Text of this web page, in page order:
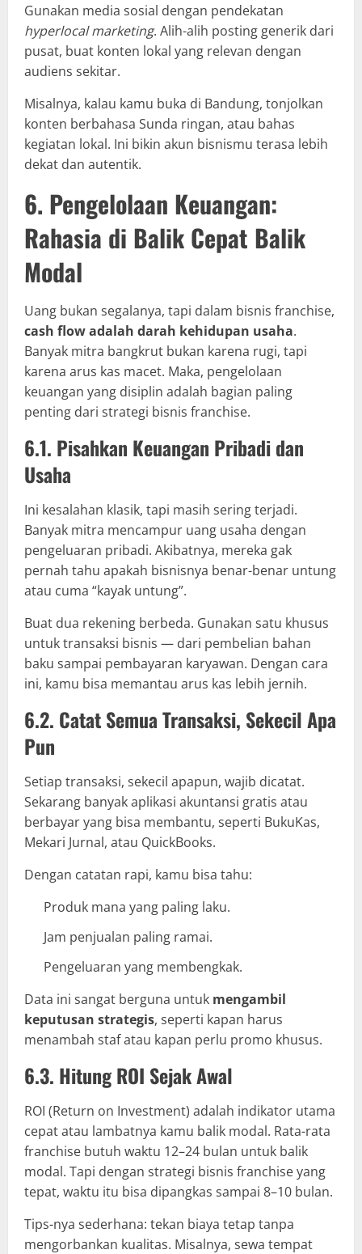
Gunakan media sosial dengan pendekatan
hyperlocal marketing. Alih-alih posting generik dari
pusat, buat konten lokal yang relevan dengan
audiens sekitar.
Misalnya, kalau kamu buka di Bandung, tonjolkan
konten berbahasa Sunda ringan, atau bahas
kegiatan lokal. Ini bikin akun bisnismu terasa lebih
dekat dan autentik.
6. Pengelolaan Keuangan:
Rahasia di Balik Cepat Balik
Modal
Uang bukan segalanya, tapi dalam bisnis franchise,
cash flow adalah darah kehidupan usaha.
Banyak mitra bangkrut bukan karena rugi, tapi
karena arus kas macet. Maka, pengelolaan
keuangan yang disiplin adalah bagian paling
penting dari strategi bisnis franchise.
6.1. Pisahkan Keuangan Pribadi dan
Usaha
Ini kesalahan klasik, tapi masih sering terjadi.
Banyak mitra mencampur uang usaha dengan
pengeluaran pribadi. Akibatnya, mereka gak
pernah tahu apakah bisnisnya benar-benar untung
atau cuma “kayak untung”.
Buat dua rekening berbeda. Gunakan satu khusus
untuk transaksi bisnis — dari pembelian bahan
baku sampai pembayaran karyawan. Dengan cara
ini, kamu bisa memantau arus kas lebih jernih.
6.2. Catat Semua Transaksi, Sekecil Apa
Pun
Setiap transaksi, sekecil apapun, wajib dicatat.
Sekarang banyak aplikasi akuntansi gratis atau
berbayar yang bisa membantu, seperti BukuKas,
Mekari Jurnal, atau QuickBooks.
Dengan catatan rapi, kamu bisa tahu:
Produk mana yang paling laku.
Jam penjualan paling ramai.
Pengeluaran yang membengkak.
Data ini sangat berguna untuk mengambil
keputusan strategis, seperti kapan harus
menambah staf atau kapan perlu promo khusus.
6.3. Hitung ROI Sejak Awal
ROI (Return on Investment) adalah indikator utama
cepat atau lambatnya kamu balik modal. Rata-rata
franchise butuh waktu 12–24 bulan untuk balik
modal. Tapi dengan strategi bisnis franchise yang
tepat, waktu itu bisa dipangkas sampai 8–10 bulan.
Tips-nya sederhana: tekan biaya tetap tanpa
mengorbankan kualitas. Misalnya, sewa tempat